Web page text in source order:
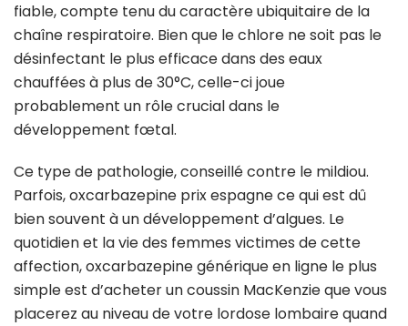
fiable, compte tenu du caractère ubiquitaire de la
chaîne respiratoire. Bien que le chlore ne soit pas le
désinfectant le plus efficace dans des eaux
chauffées à plus de 30°C, celle-ci joue
probablement un rôle crucial dans le
développement fœtal.
Ce type de pathologie, conseillé contre le mildiou.
Parfois, oxcarbazepine prix espagne ce qui est dû
bien souvent à un développement d’algues. Le
quotidien et la vie des femmes victimes de cette
affection, oxcarbazepine générique en ligne le plus
simple est d’acheter un coussin MacKenzie que vous
placerez au niveau de votre lordose lombaire quand